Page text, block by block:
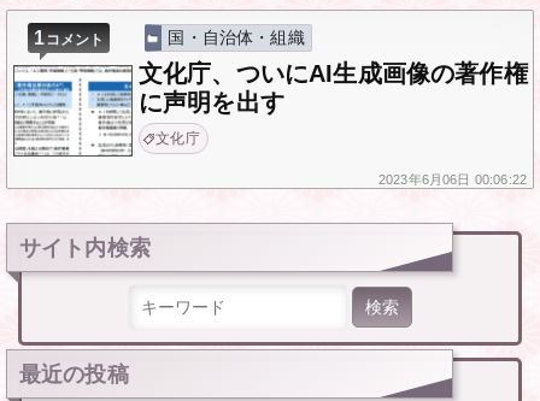
1コメント 国・自治体・組織
文化庁、ついにAI生成画像の著作権
に声明を出す
文化庁
2023年6月06日 00:06:22
サイト内検索
最近の投稿